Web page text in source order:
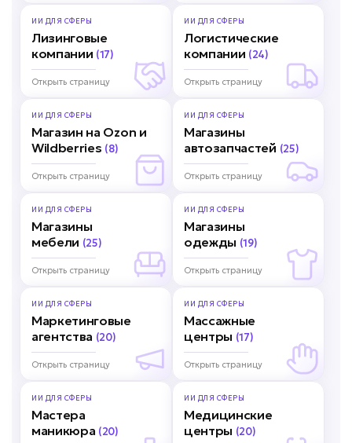
ИИ ДЛЯ СФЕРЫ
Лизинговые
компании (17)
Открыть страницу
ИИ ДЛЯ СФЕРЫ
Логистические
компании (24)
Открыть страницу
ИИ ДЛЯ СФЕРЫ
Магазин на Ozon и
Wildberries (8)
Открыть страницу
ИИ ДЛЯ СФЕРЫ
Магазины
автозапчастей (25)
Открыть страницу
ИИ ДЛЯ СФЕРЫ
Магазины
мебели (25)
Открыть страницу
ИИ ДЛЯ СФЕРЫ
Магазины
одежды (19)
Открыть страницу
ИИ ДЛЯ СФЕРЫ
Маркетинговые
агентства (20)
Открыть страницу
ИИ ДЛЯ СФЕРЫ
Массажные
центры (17)
Открыть страницу
ИИ ДЛЯ СФЕРЫ
Мастера
маникюра (20)
ИИ ДЛЯ СФЕРЫ
Медицинские
центры (20)